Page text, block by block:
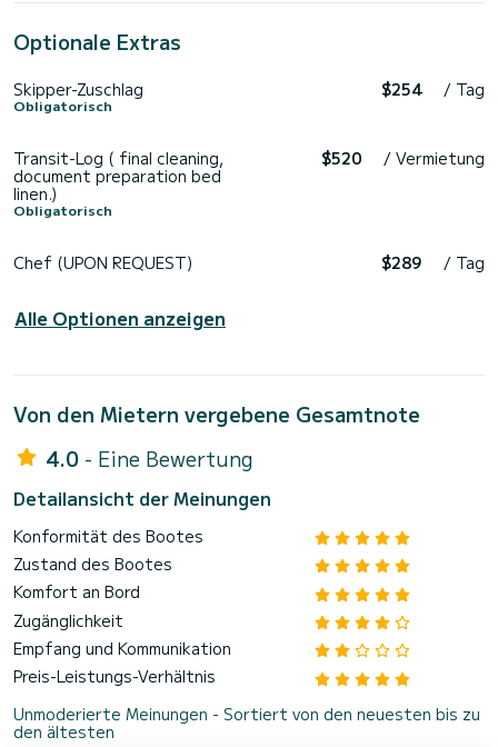
Optionale Extras
Skipper-Zuschlag
Obligatorisch
$254 / Tag
Transit-Log ( final cleaning,
document preparation bed
linen.)
Obligatorisch
$520 / Vermietung
Chef (UPON REQUEST) $289 / Tag
Alle Optionen anzeigen
Von den Mietern vergebene Gesamtnote
4.0 - Eine Bewertung
Detailansicht der Meinungen
Konformität des Bootes
Zustand des Bootes
Komfort an Bord
Zugänglichkeit
Empfang und Kommunikation
Preis-Leistungs-Verhältnis
Unmoderierte Meinungen - Sortiert von den neuesten bis zu
den ältesten